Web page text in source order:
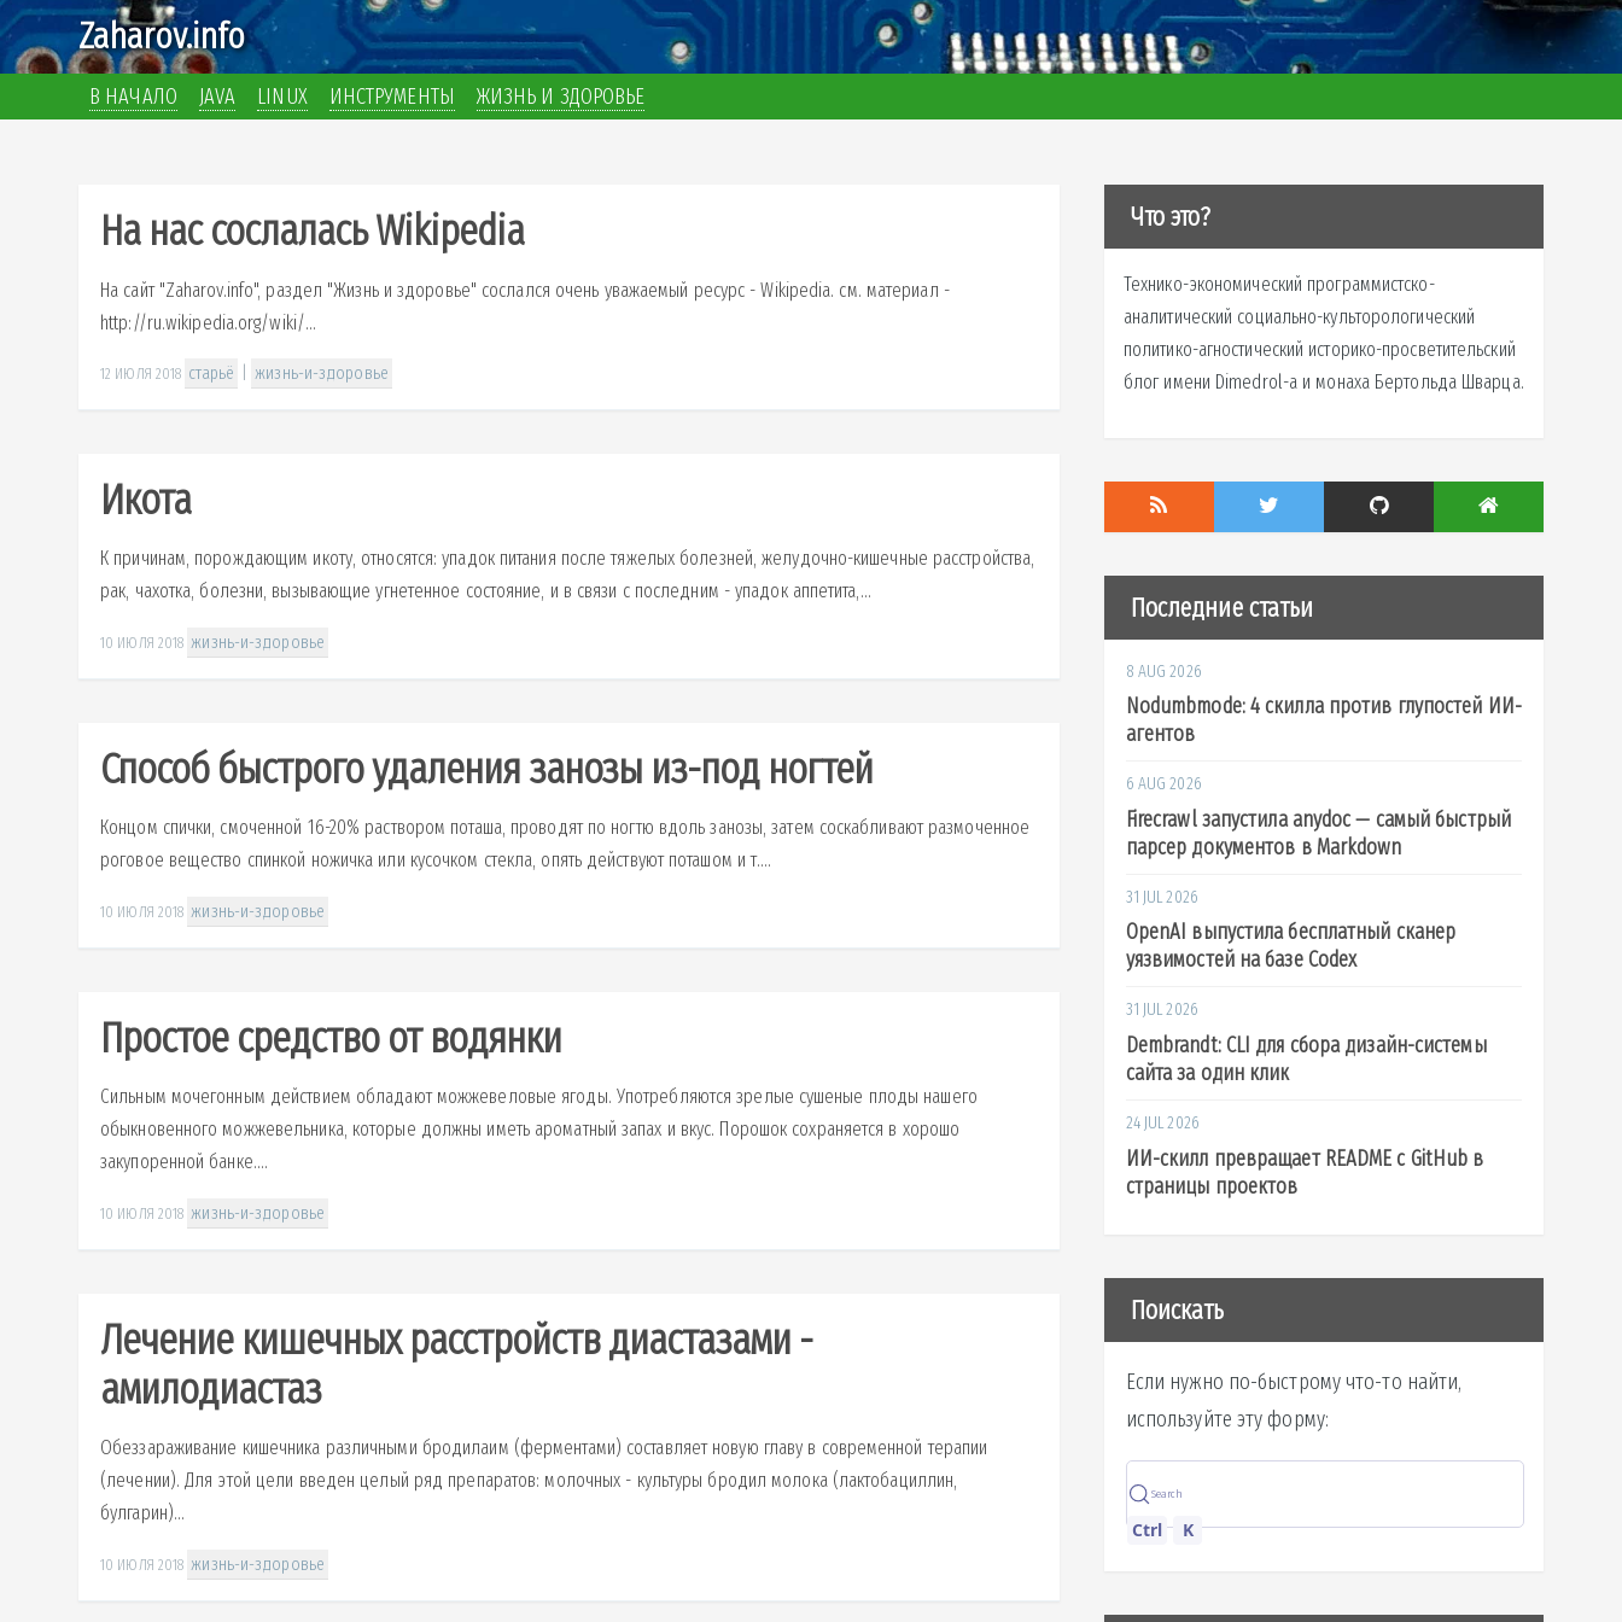
Zaharov.info
В НАЧАЛО JAVA LINUX ИНСТРУМЕНТЫ ЖИЗНЬ И ЗДОРОВЬЕ
На нас сослалась Wikipedia
На сайт "Zaharov.info", раздел "Жизнь и здоровье" сослался очень уважаемый ресурс - Wikipedia. см. материал -
http://ru.wikipedia.org/wiki/...
12 ИЮЛЯ 2018 старьё жизнь-и-здоровье
Икота
К причинам, порождающим икоту, относятся: упадок питания после тяжелых болезней, желудочно-кишечные расстройства,
рак, чахотка, болезни, вызывающие угнетенное состояние, и в связи с последним - упадок аппетита,...
10 ИЮЛЯ 2018 жизнь-и-здоровье
Способ быстрого удаления занозы из-под ногтей
Концом спички, смоченной 16-20% раствором поташа, проводят по ногтю вдоль занозы, затем соскабливают размоченное
роговое вещество спинкой ножичка или кусочком стекла, опять действуют поташом и т....
10 ИЮЛЯ 2018 жизнь-и-здоровье
Простое средство от водянки
Сильным мочегонным действием обладают можжевеловые ягоды. Употребляются зрелые сушеные плоды нашего
обыкновенного можжевельника, которые должны иметь ароматный запах и вкус. Порошок сохраняется в хорошо
закупоренной банке....
10 ИЮЛЯ 2018 жизнь-и-здоровье
Лечение кишечных расстройств диастазами -
амилодиастаз
Обеззараживание кишечника различными бродилаим (ферментами) составляет новую главу в современной терапии
(лечении). Для этой цели введен целый ряд препаратов: молочных - культуры бродил молока (лактобациллин,
булгарин)...
10 ИЮЛЯ 2018 жизнь-и-здоровье
Что это?
Технико-экономический программистско-
аналитический социально-культорологический
политико-агностический историко-просветительский
блог имени Dimedrol-a и монаха Бертольда Шварца.
Последние статьи
8 AUG 2026
Nodumbmode: 4 скилла против глупостей ИИ-
агентов
6 AUG 2026
Firecrawl запустила anydoc — самый быстрый
парсер документов в Markdown
31 JUL 2026
OpenAI выпустила бесплатный сканер
уязвимостей на базе Codex
31 JUL 2026
Dembrandt: CLI для сбора дизайн-системы
сайта за один клик
24 JUL 2026
ИИ-скилл превращает README с GitHub в
страницы проектов
Поискать
Если нужно по-быстрому что-то найти,
используйте эту форму:
Search
Ctrl K